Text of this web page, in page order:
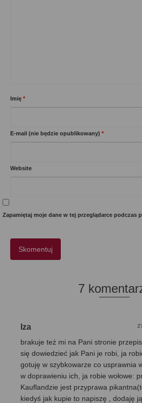
Imię *
E-mail (nie będzie opublikowany) *
Website
Zapamiętaj moje dane w tej przeglądarce podczas
7
Iza
brakuje też mi na Pani stronie
się dowiedzieć jak Pani je robi, ja
gotuję w szybkowarze co usprawnia
w doprawieniu ich, ja robie wołowe:
Kauflandzie jest przyprawa
kiedyś jak kupie to napiszę , dodaję